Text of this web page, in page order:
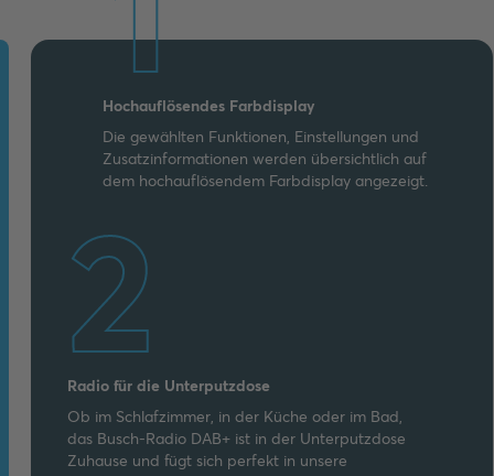
Hochauflösendes Farbdisplay
Die gewählten Funktionen, Einstellungen und
Zusatzinformationen werden übersichtlich auf
dem hochauflösendem Farbdisplay angezeigt.
2
Radio für die Unterputzdose
Ob im Schlafzimmer, in der Küche oder im Bad,
das Busch-Radio DAB+ ist in der Unterputzdose
Zuhause und fügt sich perfekt in unsere